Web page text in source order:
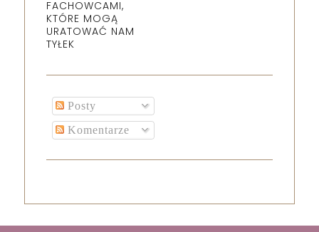
FACHOWCAMI,
KTÓRE MOGĄ
URATOWAĆ NAM
TYŁEK
Posty
Komentarze